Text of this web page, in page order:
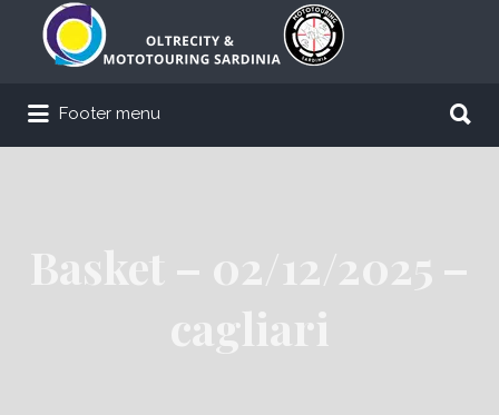
Cerca:
Footer menu
Basket – 02/12/2025 –
cagliari